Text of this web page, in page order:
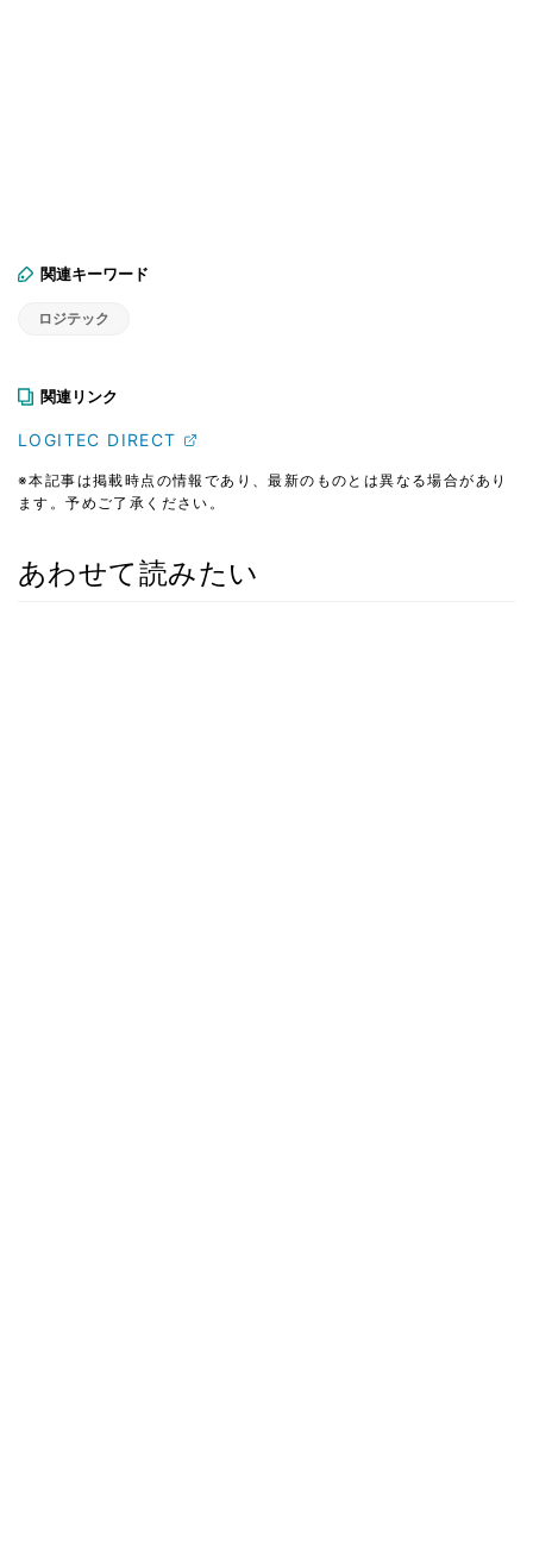
関連キーワード
ロジテック
関連リンク
LOGITEC DIRECT
※本記事は掲載時点の情報であり、最新のものとは異なる場合があり
ます。予めご了承ください。
あわせて読みたい